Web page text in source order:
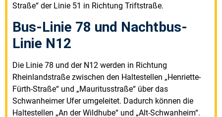
Straße“ der Linie 51 in Richtung Triftstraße.
Bus-Linie 78 und Nachtbus-
Linie N12
Die Linie 78 und der N12 werden in Richtung
Rheinlandstraße zwischen den Haltestellen „Henriette-
Fürth-Straße“ und „Mauritusstraße“ über das
Schwanheimer Ufer umgeleitet. Dadurch können die
Haltestellen „An der Wildhube“ und „Alt-Schwanheim“.